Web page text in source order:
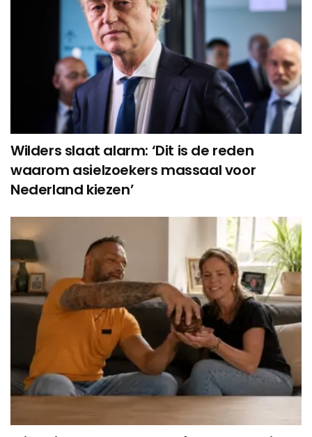
Wilders slaat alarm: ‘Dit is de reden
waarom asielzoekers massaal voor
Nederland kiezen’